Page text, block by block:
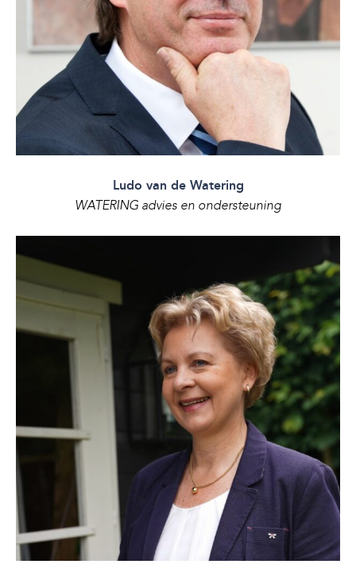
Ludo van de Watering
WATERING advies en ondersteuning